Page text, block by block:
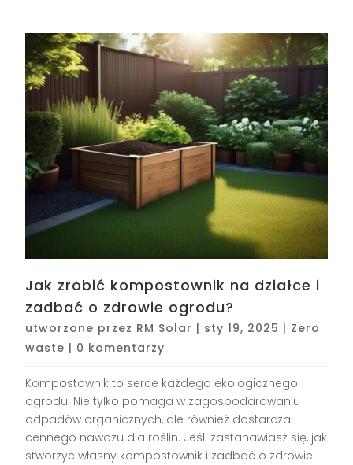
Jak zrobić kompostownik na działce i
zadbać o zdrowie ogrodu?
utworzone przez RM Solar | sty 19, 2025 | Zero
waste | 0 komentarzy
Kompostownik to serce każdego ekologicznego
ogrodu. Nie tylko pomaga w zagospodarowaniu
odpadów organicznych, ale również dostarcza
cennego nawozu dla roślin. Jeśli zastanawiasz się, jak
stworzyć własny kompostownik i zadbać o zdrowie